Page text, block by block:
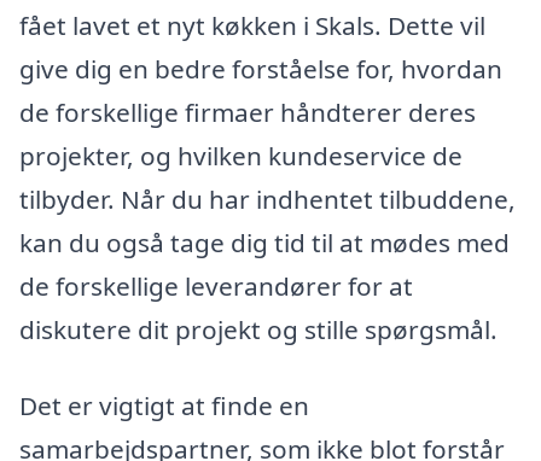
fået lavet et nyt køkken i Skals. Dette vil
give dig en bedre forståelse for, hvordan
de forskellige firmaer håndterer deres
projekter, og hvilken kundeservice de
tilbyder. Når du har indhentet tilbuddene,
kan du også tage dig tid til at mødes med
de forskellige leverandører for at
diskutere dit projekt og stille spørgsmål.
Det er vigtigt at finde en
samarbejdspartner, som ikke blot forstår